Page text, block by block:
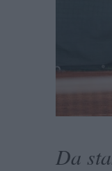
Da